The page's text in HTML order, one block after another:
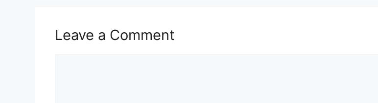
Leave a Comment